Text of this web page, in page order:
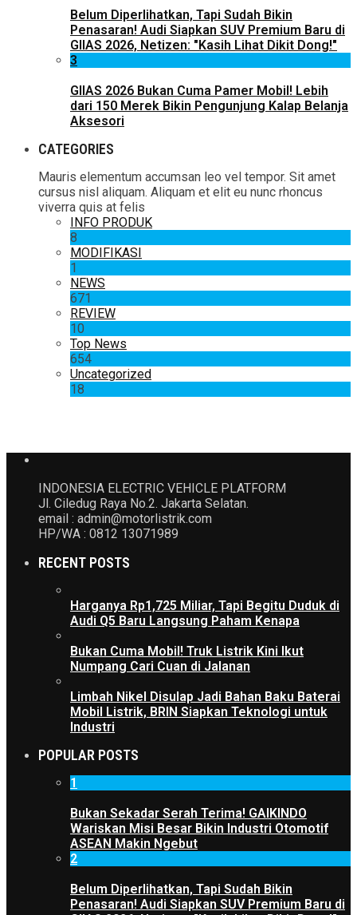
Belum Diperlihatkan, Tapi Sudah Bikin
Penasaran! Audi Siapkan SUV Premium Baru di
GIIAS 2026, Netizen: "Kasih Lihat Dikit Dong!"
3
GIIAS 2026 Bukan Cuma Pamer Mobil! Lebih
dari 150 Merek Bikin Pengunjung Kalap Belanja
Aksesori
CATEGORIES
Mauris elementum accumsan leo vel tempor. Sit amet
cursus nisl aliquam. Aliquam et elit eu nunc rhoncus
viverra quis at felis
INFO PRODUK
8
MODIFIKASI
1
NEWS
671
REVIEW
10
Top News
654
Uncategorized
18
INDONESIA ELECTRIC VEHICLE PLATFORM
Jl. Ciledug Raya No.2. Jakarta Selatan.
email : admin@motorlistrik.com
HP/WA : 0812 13071989
RECENT POSTS
Harganya Rp1,725 Miliar, Tapi Begitu Duduk di
Audi Q5 Baru Langsung Paham Kenapa
Bukan Cuma Mobil! Truk Listrik Kini Ikut
Numpang Cari Cuan di Jalanan
Limbah Nikel Disulap Jadi Bahan Baku Baterai
Mobil Listrik, BRIN Siapkan Teknologi untuk
Industri
POPULAR POSTS
1
Bukan Sekadar Serah Terima! GAIKINDO
Wariskan Misi Besar Bikin Industri Otomotif
ASEAN Makin Ngebut
2
Belum Diperlihatkan, Tapi Sudah Bikin
Penasaran! Audi Siapkan SUV Premium Baru di